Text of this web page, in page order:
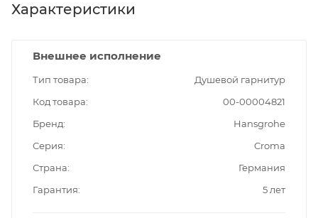
Характеристики
Внешнее исполнение
Тип товара
Душевой гарнитур
Код товара
00-00004821
Бренд
Hansgrohe
Серия
Croma
Страна
Германия
Гарантия
5 лет